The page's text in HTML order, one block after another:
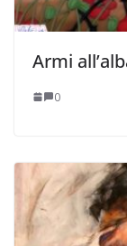
Armi
0